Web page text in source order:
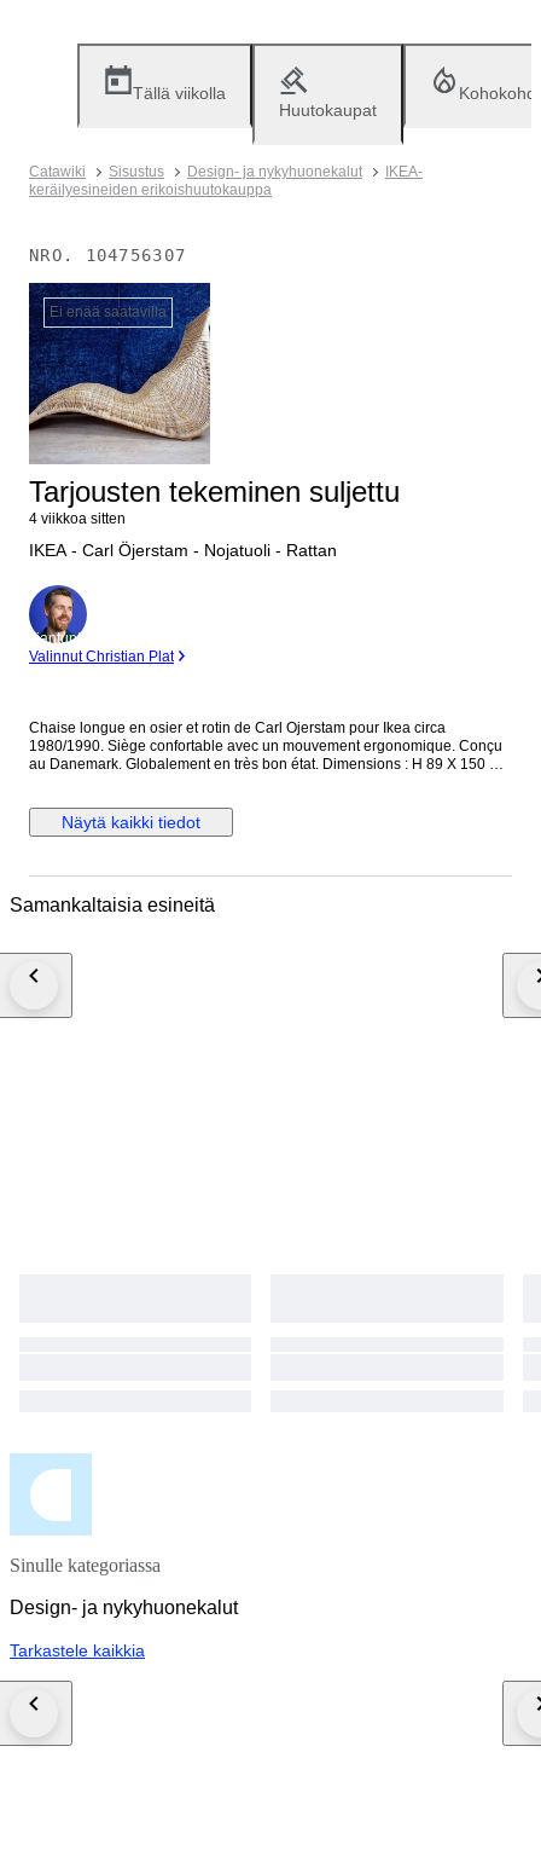
Tällä viikolla
Huutokaupat
Catawiki Sisustus Design- ja nykyhuonekalut
IKEA-
keräilyesineiden erikoishuutokauppa
NRO. 104756307
Ei enää saatavilla
Tarjousten tekeminen suljettu
4 viikkoa sitten
IKEA - Carl Öjerstam - Nojatuoli - Rattan
asiantuntija
Valinnut Christian Plat
Chaise longue en osier et rotin de Carl Ojerstam pour Ikea circa
1980/1990. Siège confortable avec un mouvement ergonomique. Conçu
au Danemark. Globalement en très bon état. Dimensions : H 89 X 150 X
Näytä kaikki tiedot
Samankaltaisia esineitä
Sinulle kategoriassa
Design- ja nykyhuonekalut
Tarkastele kaikkia